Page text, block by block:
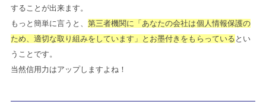
することが出来ます。
もっと簡単に言うと、第三者機関に「あなたの会社は個人情報保護の
ため、適切な取り組みをしています」とお墨付きをもらっている とい
うことです。
当然信用力はアップしますよね！